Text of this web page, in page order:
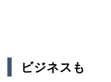
ビジネスも